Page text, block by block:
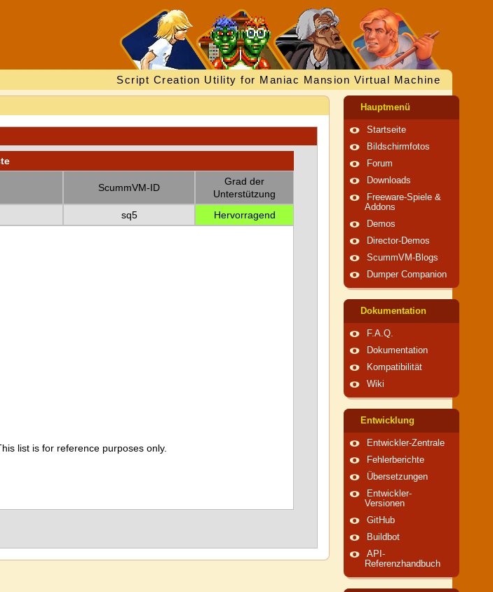
Script Creation Utility for Maniac Mansion Virtual Machine
ScummVM-ID
Grad der
Unterstützung
sq5 Hervorragend
list is for reference purposes only.
Hauptmenü
Startseite
Bildschirmfotos
Forum
Downloads
Freeware-Spiele &
Addons
Demos
Director-Demos
ScummVM-Blogs
Dumper Companion
Dokumentation
F.A.Q.
Dokumentation
Kompatibilität
Wiki
Entwicklung
Entwickler-Zentrale
Fehlerberichte
Übersetzungen
Entwickler-
Versionen
GitHub
Buildbot
API-
Referenzhandbuch